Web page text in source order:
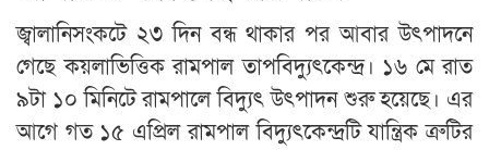
জ্বালানিসংকটে ২৩ দিন বন্ধ থাকার পর আবার উৎপাদনে
গেছে কয়লাভিত্তিক রামপাল তাপবিদ্যুৎকেন্দ্র। ১৬ মে রাত
৯টা ১০ মিনিটে রামপালে বিদ্যুৎ উৎপাদন শুরু হয়েছে। এর
আগে গত ১৫ এপ্রিল রামপাল বিদ্যুৎকেন্দ্রটি যান্ত্রিক ত্রুটির